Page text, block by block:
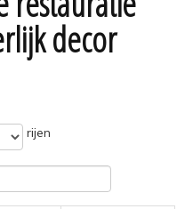
decor
rijen